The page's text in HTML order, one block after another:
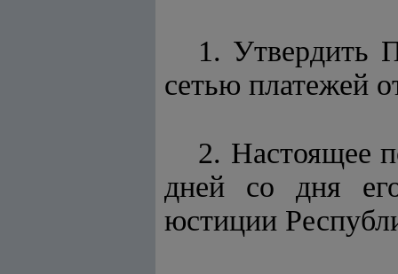
1. Утвердить
сетью платежей
2. Настоящее
дней со дня
юстиции